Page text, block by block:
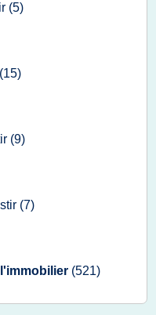
(5)
(15)
(9)
(7)
l'immobilier (521)